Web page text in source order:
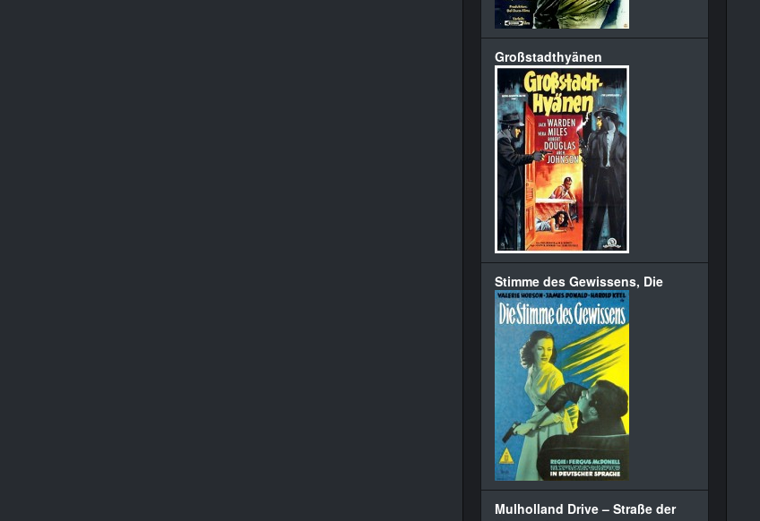
Großstadthyänen
Stimme des Gewissens, Die
Mulholland Drive – Straße der